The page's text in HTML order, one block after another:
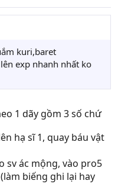
kuri,baret
exp nhanh nhất ko
1 dãy gồm 3 số chứ
hạ sĩ 1, quay báu vật
sv ác mộng, vào pro5
biếng ghi lại hay